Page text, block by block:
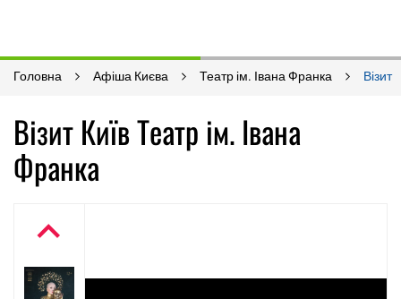
Головна Афіша Києва Театр ім. Івана Франка Візит
Візит Київ Театр ім. Івана
Франка